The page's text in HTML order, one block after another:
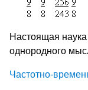
Настоящая
однородного
Частотно-